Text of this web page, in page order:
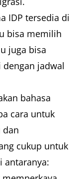
IDP tersedia di
bisa memilih
juga bisa
jadwal
bahasa
cara untuk
dan
cukup untuk
antaranya: